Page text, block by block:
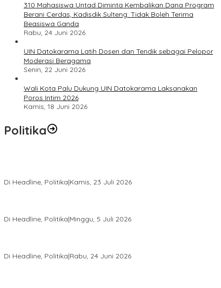
310 Mahasiswa Untad Diminta Kembalikan Dana Program
Berani Cerdas, Kadisdik Sulteng: Tidak Boleh Terima
Beasiswa Ganda
Rabu, 24 Juni 2026
UIN Datokarama Latih Dosen dan Tendik sebagai Pelopor
Moderasi Beragama
Senin, 22 Juni 2026
Wali Kota Palu Dukung UIN Datokarama Laksanakan
Poros Intim 2026
Kamis, 18 Juni 2026
Politika
Di Headline, Politika|Kamis, 23 Juli 2026
Di Headline, Politika|Minggu, 5 Juli 2026
Di Headline, Politika|Rabu, 24 Juni 2026